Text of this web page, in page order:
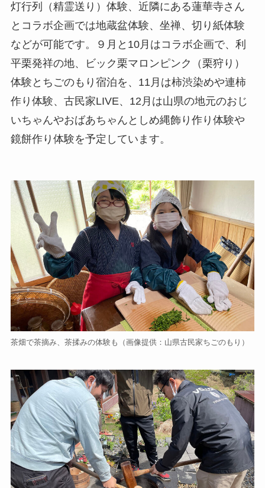
灯行列（精霊送り）体験、近隣にある蓮華寺さん
とコラボ企画では地蔵盆体験、坐禅、切り紙体験
などが可能です。９月と10月はコラボ企画で、利
平栗発祥の地、ビック栗マロンピンク（栗狩り）
体験とちごのもり宿泊を、11月は柿渋染めや連柿
作り体験、古民家LIVE、12月は山県の地元のおじ
いちゃんやおばあちゃんとしめ縄飾り作り体験や
鏡餅作り体験を予定しています。
茶畑で茶摘み、茶揉みの体験も（画像提供：山県古民家ちごのもり）